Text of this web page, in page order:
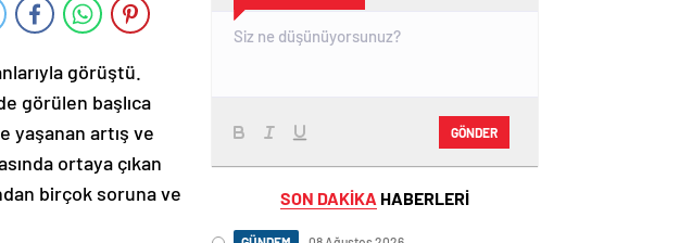
görüştü.
görülen başlıca
yaşanan artış ve
ortaya çıkan
birçok soruna ve
GÖNDER
SON DAKİKA HABERLERİ